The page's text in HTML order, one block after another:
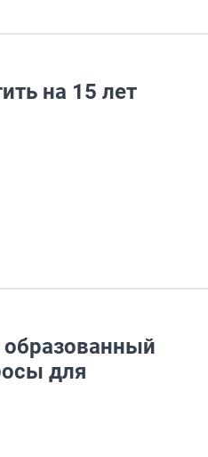
на 15 лет
образованный
для